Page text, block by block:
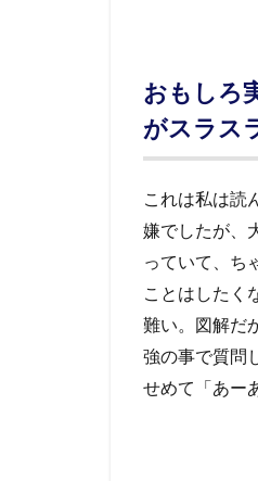
おもしろ
がスラス
これは私は読
嫌でしたが、
っていて、ち
ことはしたく
難い。図解だ
強の事で質問
せめて「あー